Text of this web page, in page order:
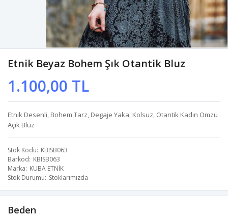
Etnik Beyaz Bohem Şık Otantik Bluz
1.100,00 TL
Etnik Desenli, Bohem Tarz, Degaje Yaka, Kolsuz, Otantik Kadın Omzu
Açık Bluz
Stok Kodu KBISB063
Barkod KBISB063
Marka KUBA ETNİK
Stok Durumu Stoklarımızda
Beden